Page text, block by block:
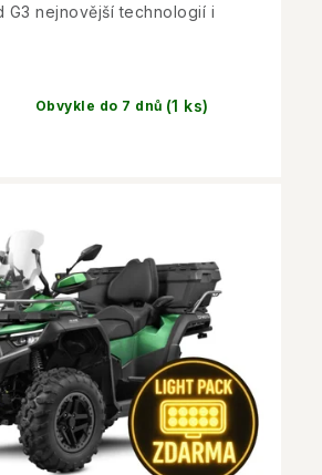
Obvykle do 7 dnů (1 ks)
G3 nejnovější technologií i